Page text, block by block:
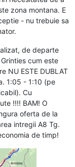
zona montana. E
- nu trebuie sa
de departe
cum este
NU ESTE DUBLAT
1:05 - 1:10 (pe
Cu
!!!! BAM! O
oferta de la
intregii A8 Tg.
de timp!